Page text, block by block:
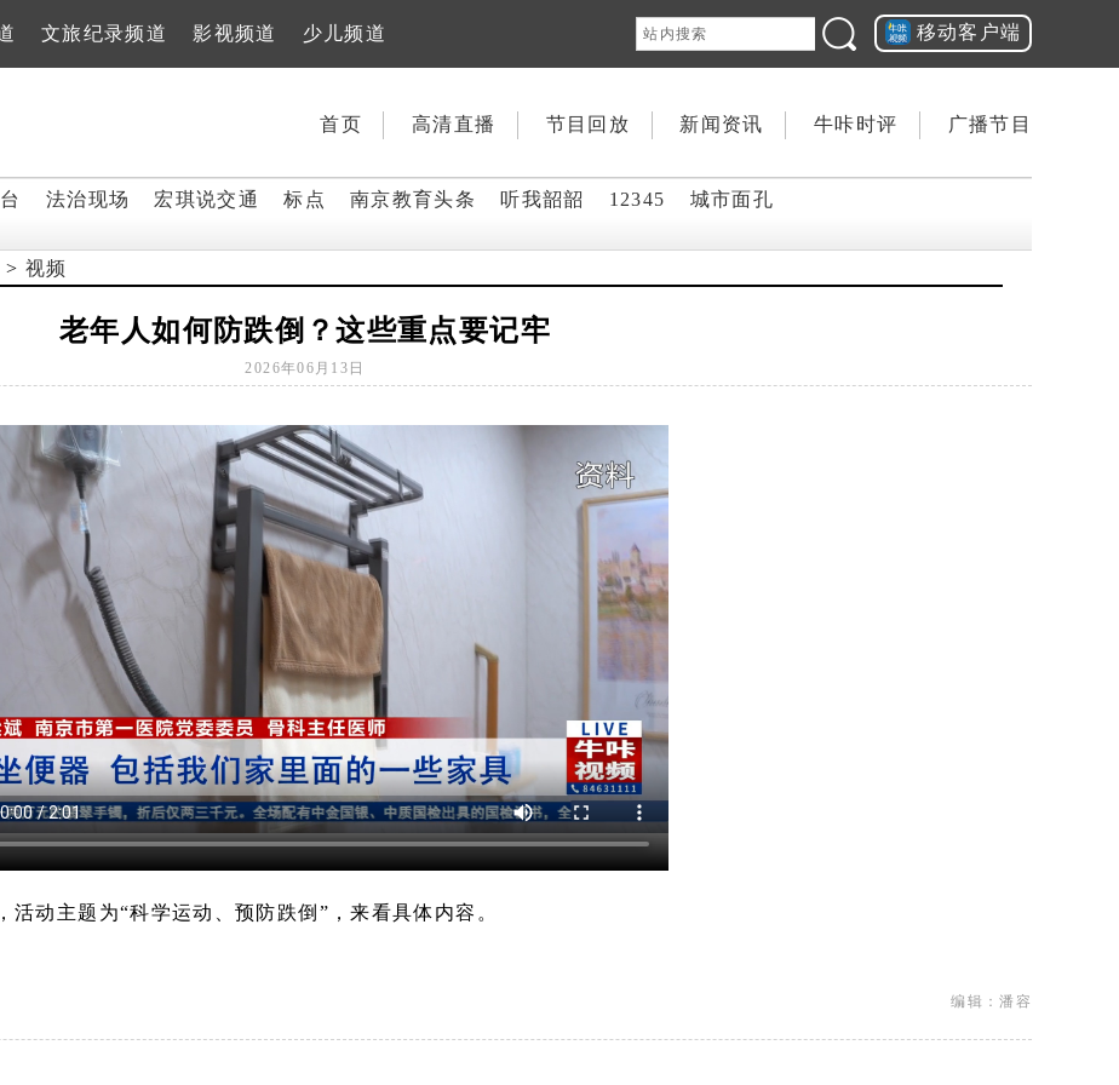
文旅纪录频道 影视频道 少儿频道 移动客户端
首页 高清直播 节目回放 新闻资讯 牛咔时评 广播节目
法治现场 宏琪说交通 标点 南京教育头条 听我韶韶 12345 城市面孔
> 视频
老年人如何防跌倒？这些重点要记牢
2026年06月13日
动主题为“科学运动、预防跌倒”，来看具体内容。
编辑：潘容